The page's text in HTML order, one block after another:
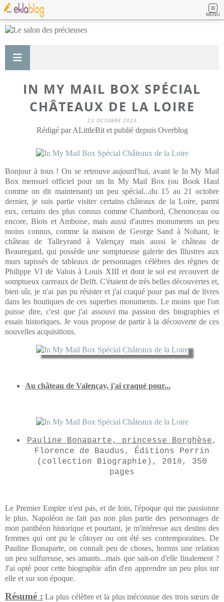
MENU
IN MY MAIL BOX SPÉCIAL
CHÂTEAUX DE LA LOIRE
23 OCTOBRE 2023
Rédigé par ALittleBit et publié depuis Overblog
Bonjour à tous ! On se retrouve aujourd'hui, avant le In My Mail
Box mensuel officiel pour un In My Mail Box (ou Book Haul
comme on dit maintenant) un peu spécial...du 15 au 21 octobre
dernier, je suis partie visiter certains châteaux de la Loire, parmi
eux, certains des plus connus comme Chambord, Chenonceau ou
encore, Blois et Amboise, mais aussi d'autres monuments un peu
moins connus, comme la maison de George Sand à Nohant, le
château de Talleyrand à Valençay mais aussi le château de
Beauregard, qui possède une somptueuse galerie des Illustres aux
murs tapissés de tableaux de personnages célèbres des règnes de
Philippe VI de Valois à Louis XIII et dont le sol est recouvert de
somptueux carreaux de Delft. C'étaient de très belles découvertes et,
bien sûr, je n'ai pas pu résister et j'ai craqué pour pas mal de livres
dans les boutiques de ces superbes monuments. Le moins que l'on
puisse dire, c'est que j'ai assouvi ma passion des biographies et
essais historiques. Je vous propose de partir à la découverte de ces
nouvelles acquisitions.
Au château de Valençay, j'ai craqué pour...
Pauline Bonaparte, princesse Borghèse,
Florence de Baudus, Éditions Perrin
(collection Biographie), 2018, 350
pages
Le Premier Empire n'est pas, et de loin, l'époque qui me passionne
le plus. Napoléon ne fait pas non plus partie des personnages de
mon panthéon historique et pourtant, je m'intéresse aux destins des
femmes qui ont pu le côtoyer ou ont été ses contemporaines. De
Pauline Bonaparte, on connaît peu de choses, hormis une relation
un peu sulfureuse, ses amants...mais que sait-on d'elle finalement ?
J'ai opté pour cette biographie afin d'en apprendre un peu plus sur
elle et sur son époque.
Résumé : La plus célèbre et la plus méconnue des trois sœurs de